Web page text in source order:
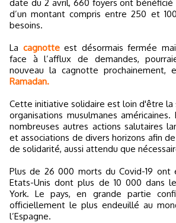
date du 2 avril, 660 foyers ont bénéficié
d’un montant compris entre 250 et
besoins.
La cagnotteest désormais fermée
face à l’afflux de demandes,
nouveau la cagnotte
Ramadan.
Cette initiative solidaire est loin d'être la
organisations musulmanes
nombreuses autres actions salutaires
et associations de divers horizons afin
de solidarité, aussi attendu que
Plus de 26 000 morts du Covid-19 ont
Etats-Unis dont plus de 10 000 dans
York. Le pays, en grande partie
officiellement le plus endeuillé au
l’Espagne.